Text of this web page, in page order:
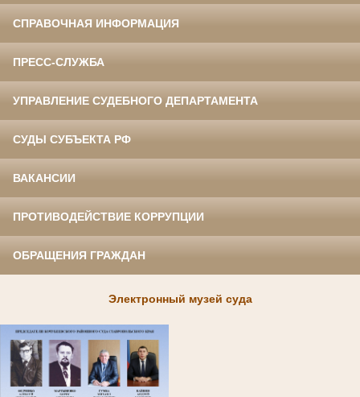
СПРАВОЧНАЯ ИНФОРМАЦИЯ
ПРЕСС-СЛУЖБА
УПРАВЛЕНИЕ СУДЕБНОГО ДЕПАРТАМЕНТА
СУДЫ СУБЪЕКТА РФ
ВАКАНСИИ
ПРОТИВОДЕЙСТВИЕ КОРРУПЦИИ
ОБРАЩЕНИЯ ГРАЖДАН
Электронный музей суда